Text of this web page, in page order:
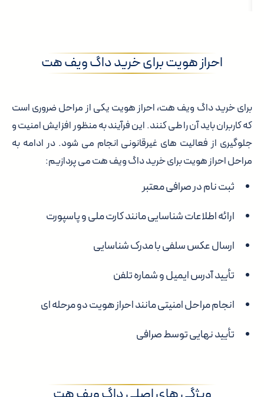
احراز هویت برای خرید داگ ویف هت
برای خرید داگ ویف هت، احراز هویت یکی از مراحل ضروری است
که کاربران باید آن را طی کنند. این فرآیند به منظور افزایش امنیت و
جلوگیری از فعالیت های غیرقانونی انجام می شود. در ادامه به
مراحل احراز هویت برای خرید داگ ویف هت می پردازیم:
ثبت نام در صرافی معتبر
ارائه اطلاعات شناسایی مانند کارت ملی و پاسپورت
ارسال عکس سلفی با مدرک شناسایی
تأیید آدرس ایمیل و شماره تلفن
انجام مراحل امنیتی مانند احراز هویت دو مرحله ای
تأیید نهایی توسط صرافی